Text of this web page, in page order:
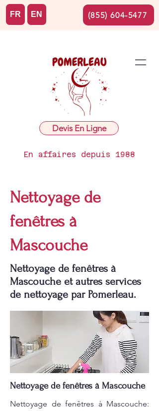
Devis En Ligne
En affaires depuis 1988
FR EN (855) 604-5477
Nettoyage de
fenêtres à
Mascouche
Nettoyage de fenêtres à
Mascouche et autres services
de nettoyage par Pomerleau.
Nettoyage de fenêtres à Mascouche
Nettoyage de fenêtres à Mascouche: